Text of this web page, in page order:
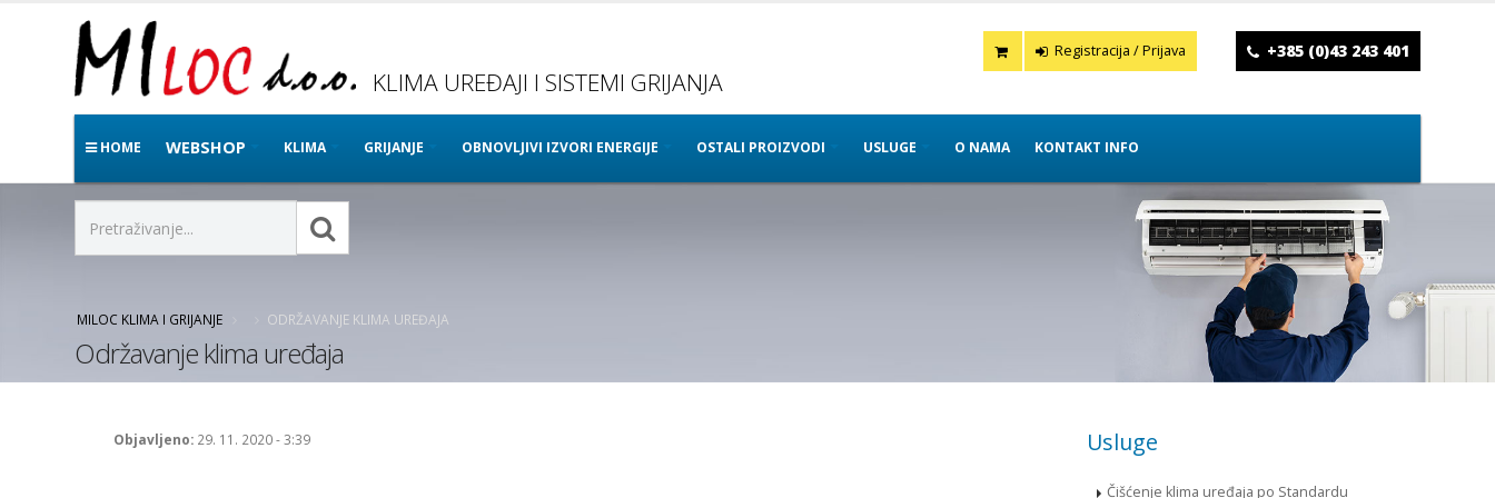
KLIMA UREĐAJI I SISTEMI GRIJANJA
+385 (0)43 243 401
Registracija / Prijava
HOME WEBSHOP KLIMA GRIJANJE OBNOVLJIVI IZVORI ENERGIJE OSTALI PROIZVODI USLUGE O NAMA KONTAKT INFO
MILOC KLIMA I GRIJANJE ODRŽAVANJE KLIMA UREĐAJA
Održavanje klima uređaja
Objavljeno: 29. 11. 2020 - 3:39 Usluge
Čišćenje klima uređaja po Standardu